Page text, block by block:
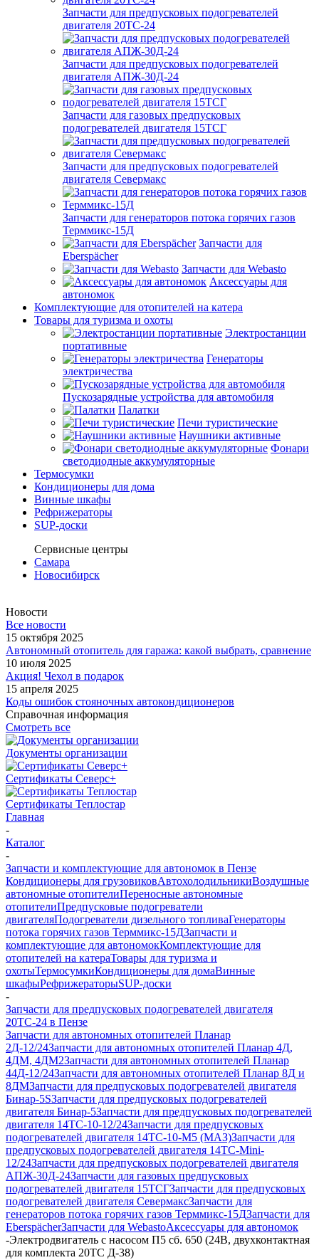
Запчасти для предпусковых подогревателей
двигателя 20ТС-24
Запчасти для предпусковых подогревателей
двигателя АПЖ-30Д-24
Запчасти для газовых предпусковых
подогревателей двигателя 15ТСГ
Запчасти для предпусковых подогревателей
двигателя Севермакс
Запчасти для генераторов потока горячих газов
Терммикс-15Д
Запчасти для
Eberspächer
Запчасти для Webasto
Аксессуары для
автономок
Комплектующие для отопителей на катера
Товары для туризма и охоты
Электростанции
портативные
Генераторы
электричества
Пускозарядные устройства для автомобиля
Палатки
Печи туристические
Наушники активные
Фонари
светодиодные аккумуляторные
Термосумки
Кондиционеры для дома
Винные шкафы
Рефрижераторы
SUP-доски
Сервисные центры
Самара
Новосибирск
Новости
Все новости
15 октября 2025
Автономный отопитель для гаража: какой выбрать, сравнение
10 июля 2025
Акция! Чехол в подарок
15 апреля 2025
Коды ошибок стояночных автокондиционеров
Справочная информация
Смотреть все
Документы организации
Сертификаты Северс+
Сертификаты Теплостар
Главная
-
Каталог
-
Запчасти и комплектующие для автономок в Пензе
Кондиционеры для грузовиковАвтохолодильникиВоздушные
автономные отопителиПереносные автономные
отопителиПредпусковые подогреватели
двигателяПодогреватели дизельного топливаГенераторы
потока горячих газов Терммикс-15ДЗапчасти и
комплектующие для автономокКомплектующие для
отопителей на катераТовары для туризма и
охотыТермосумкиКондиционеры для домаВинные
шкафыРефрижераторыSUP-доски
-
Запчасти для предпусковых подогревателей двигателя
20ТС-24 в Пензе
Запчасти для автономных отопителей Планар
2Д-12/24Запчасти для автономных отопителей Планар 4Д,
4ДМ, 4ДМ2Запчасти для автономных отопителей Планар
44Д-12/24Запчасти для автономных отопителей Планар 8Д и
8ДМЗапчасти для предпусковых подогревателей двигателя
Бинар-5SЗапчасти для предпусковых подогревателей
двигателя Бинар-5Запчасти для предпусковых подогревателей
двигателя 14ТС-10-12/24Запчасти для предпусковых
подогревателей двигателя 14ТС-10-М5 (МАЗ)Запчасти для
предпусковых подогревателей двигателя 14ТС-Mini-
12/24Запчасти для предпусковых подогревателей двигателя
АПЖ-30Д-24Запчасти для газовых предпусковых
подогревателей двигателя 15ТСГЗапчасти для предпусковых
подогревателей двигателя СевермаксЗапчасти для
генераторов потока горячих газов Терммикс-15ДЗапчасти для
EberspächerЗапчасти для WebastoАксессуары для автономок
-Электродвигатель с насосом П5 cб. 650 (24В, двухконтактная
для комплекта 20ТС Д-38)